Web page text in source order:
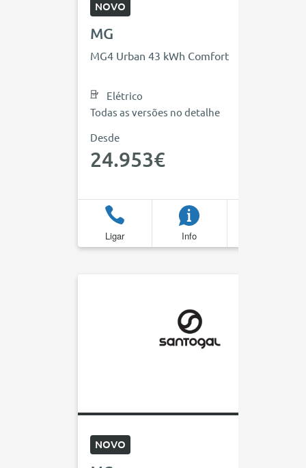
NOVO
MG
MG4 Urban 43 kWh Comfort
Elétrico
Todas as versões no detalhe
Desde
24.953€
Ligar Info
NOVO